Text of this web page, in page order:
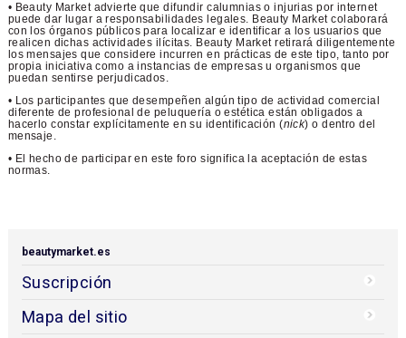
• Beauty Market advierte que difundir calumnias o injurias por internet
puede dar lugar a responsabilidades legales. Beauty Market colaborará
con los órganos públicos para localizar e identificar a los usuarios que
realicen dichas actividades ilícitas. Beauty Market retirará diligentemente
los mensajes que considere incurren en prácticas de este tipo, tanto por
propia iniciativa como a instancias de empresas u organismos que
puedan sentirse perjudicados.
• Los participantes que desempeñen algún tipo de actividad comercial
diferente de profesional de peluquería o estética están obligados a
hacerlo constar explícitamente en su identificación (nick) o dentro del
mensaje.
• El hecho de participar en este foro significa la aceptación de estas
normas.
beautymarket.es
Suscripción
Mapa del sitio